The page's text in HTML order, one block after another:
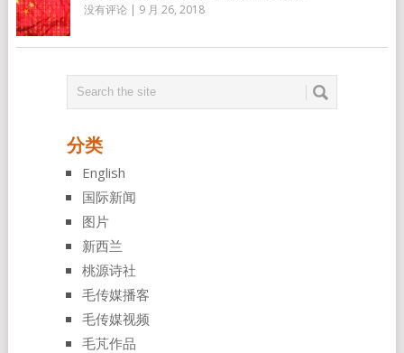
没有评论 | 9 月 26, 2018
分类
English
国际新闻
图片
新西兰
桃源诗社
毛传媒播客
毛传媒视频
毛芃作品